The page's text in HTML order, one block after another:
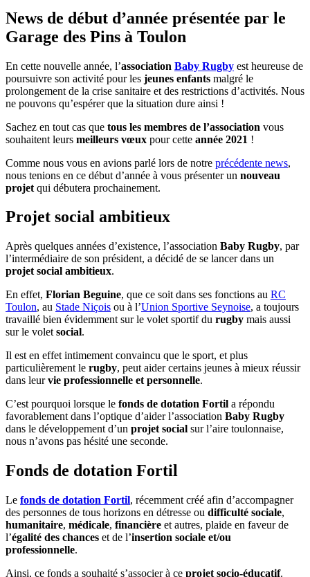
News de début d’année présentée par le
Garage des Pins à Toulon
En cette nouvelle année, l’association Baby Rugby est heureuse de
poursuivre son activité pour les jeunes enfants malgré le
prolongement de la crise sanitaire et des restrictions d’activités. Nous
ne pouvons qu’espérer que la situation dure ainsi !
Sachez en tout cas que tous les membres de l’association vous
souhaitent leurs meilleurs vœux pour cette année 2021 !
Comme nous vous en avions parlé lors de notre précédente news,
nous tenions en ce début d’année à vous présenter un nouveau
projet qui débutera prochainement.
Projet social ambitieux
Après quelques années d’existence, l’association Baby Rugby, par
l’intermédiaire de son président, a décidé de se lancer dans un
projet social ambitieux.
En effet, Florian Beguine, que ce soit dans ses fonctions au RC
Toulon, au Stade Niçois ou à l’Union Sportive Seynoise, a toujours
travaillé bien évidemment sur le volet sportif du rugby mais aussi
sur le volet social.
Il est en effet intimement convaincu que le sport, et plus
particulièrement le rugby, peut aider certains jeunes à mieux réussir
dans leurvie professionnelle et personnelle.
C’est pourquoi lorsque le fonds de dotation Fortil a répondu
favorablement dans l’optique d’aider l’association Baby Rugby
dans le développement d’un projet social sur l’aire toulonnaise,
nous n’avons pas hésité une seconde.
Fonds de dotation Fortil
Le fonds de dotation Fortil, récemment créé afin d’accompagner
des personnes de tous horizons en détresse ou difficulté sociale,
humanitaire, médicale, financière et autres, plaide en faveur de
l’égalité des chances et de l’insertion sociale et/ou
professionnelle.
Ainsi, ce fonds a souhaité s’associer à ce projet socio-éducatif.